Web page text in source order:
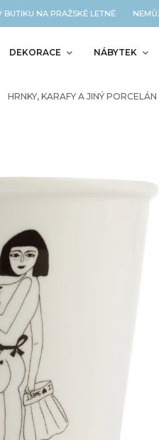
NA PRAŽSKÉ LETNÉ
DEKORACE NÁBYTEK
HRNKY, KARAFY A JINÝ PORCELÁN